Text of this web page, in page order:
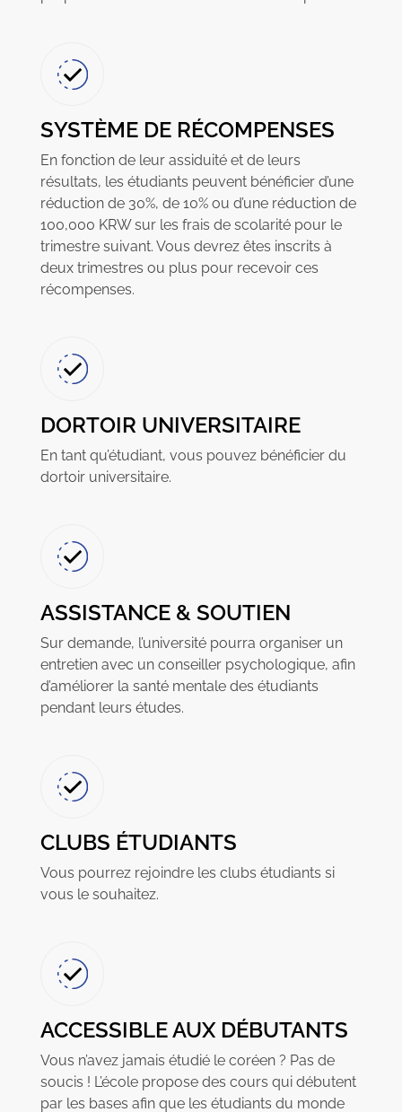
SYSTÈME DE RÉCOMPENSES
En fonction de leur assiduité et de leurs
résultats, les étudiants peuvent bénéficier d’une
réduction de 30%, de 10% ou d’une réduction de
100,000 KRW sur les frais de scolarité pour le
trimestre suivant. Vous devrez êtes inscrits à
deux trimestres ou plus pour recevoir ces
récompenses.
DORTOIR UNIVERSITAIRE
En tant qu’étudiant, vous pouvez bénéficier du
dortoir universitaire.
ASSISTANCE & SOUTIEN
Sur demande, l’université pourra organiser un
entretien avec un conseiller psychologique, afin
d’améliorer la santé mentale des étudiants
pendant leurs études.
CLUBS ÉTUDIANTS
Vous pourrez rejoindre les clubs étudiants si
vous le souhaitez.
ACCESSIBLE AUX DÉBUTANTS
Vous n’avez jamais étudié le coréen ? Pas de
soucis ! L’école propose des cours qui débutent
par les bases afin que les étudiants du monde